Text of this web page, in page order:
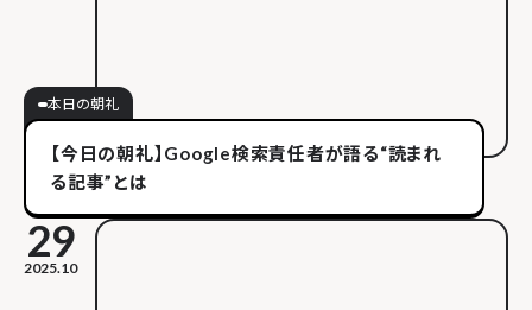
本日の朝礼
【今日の朝礼】Google検索責任者が語る“読まれ
る記事”とは
29
2025.10